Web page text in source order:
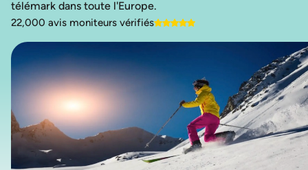
22,000 avis moniteurs vérifiés